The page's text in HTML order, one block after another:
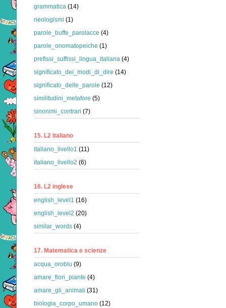
grammatica (14)
neologismi (1)
parole_buffe_parolacce (4)
parole_onomatopeiche (1)
prefissi_suffissi_lingua_italiana (4)
significato_dei_modi_di_dire (14)
significato_delle_parole (12)
similitudini_metafore (5)
sinonimi_contrari (7)
15. L2 italiano
italiano_livello1 (11)
italiano_livello2 (6)
16. L2 inglese
english_level1 (16)
english_level2 (20)
similar_words (4)
17. Matematica e scienze
acqua_oroblu (9)
amare_fiori_piante (4)
amare_gli_animali (31)
biologia_corpo_umano (12)